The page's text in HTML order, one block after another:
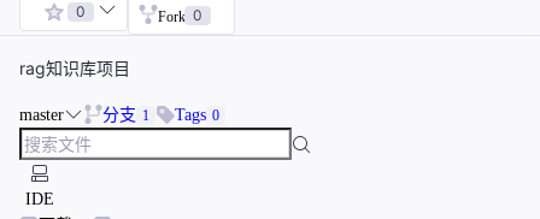
0 Fork 0
rag知识库项目
master 分支 1 Tags 0
IDE